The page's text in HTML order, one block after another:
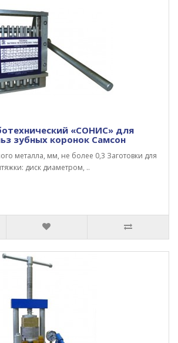
«СОНИС» для
зубных коронок Самсон
металла, мм, не более 0,3 Заготовки для
диск диаметром, ..